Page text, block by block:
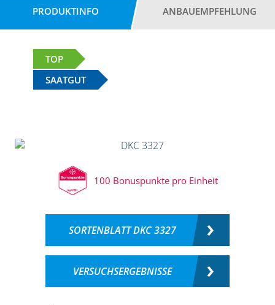
PRODUKTINFO ANBAUEMPFEHLUNG
TOP
SAATGUT
100 Bonuspunkte pro Einheit
SORTENBLATT DKC 3327
VERSUCHSERGEBNISSE